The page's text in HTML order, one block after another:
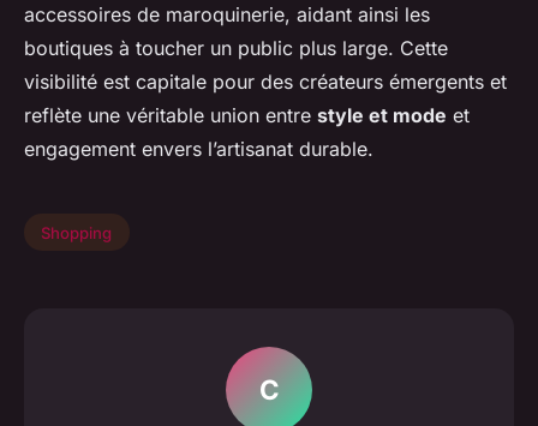
accessoires de maroquinerie, aidant ainsi les
boutiques à toucher un public plus large. Cette
visibilité est capitale pour des créateurs émergents et
reflète une véritable union entre style et mode et
engagement envers l’artisanat durable.
Shopping
C